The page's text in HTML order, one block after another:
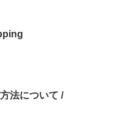
法について /